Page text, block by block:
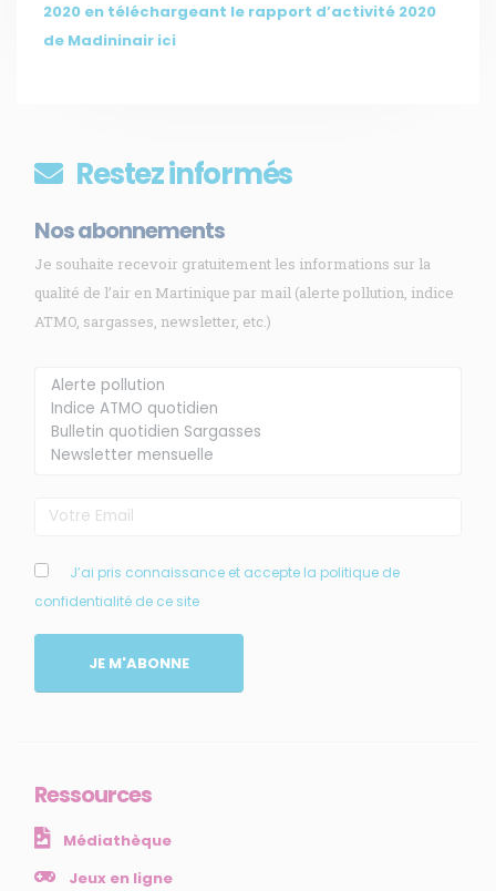
2020 en téléchargeant le rapport d’activité 2020
de Madininair ici
Restez informés
Nos abonnements
Je souhaite recevoir gratuitement les informations sur la
qualité de l’air en Martinique par mail (alerte pollution, indice
ATMO, sargasses, newsletter, etc.)
J’ai pris connaissance et accepte la politique de
confidentialité de ce site
JE M'ABONNE
Ressources
Médiathèque
Jeux en ligne
Membre de Agréé par
Accueil
Agir
NOS SERVICES